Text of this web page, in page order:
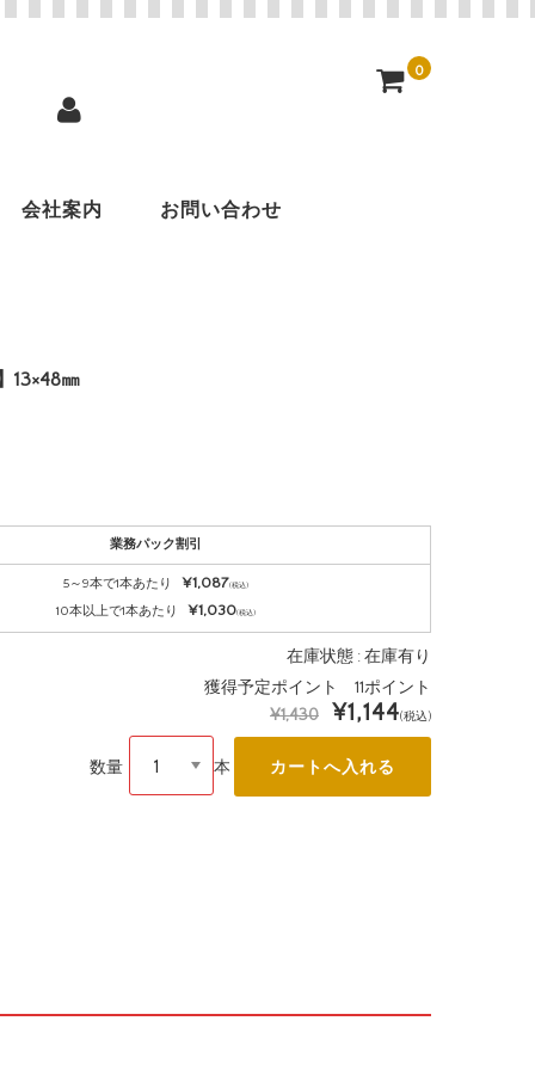
0
会社案内 お問い合わせ
13×48㎜
業務パック割引
5～9本で1本あたり ¥1,087(税込)
10本以上で1本あたり ¥1,030(税込)
在庫状態 : 在庫有り
獲得予定ポイント 11ポイント
¥1,430
¥1,144(税込)
数量 本